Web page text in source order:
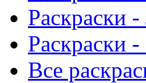
Раскраски
Раскраски
Все